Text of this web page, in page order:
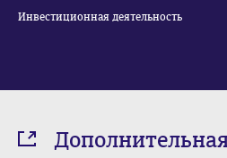
Инвестиционная деятельность